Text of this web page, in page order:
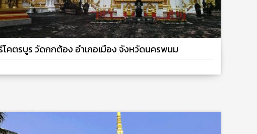
โคตรบูร วัดกกต้อง อำเภอเมือง จังหวัดนครพนม